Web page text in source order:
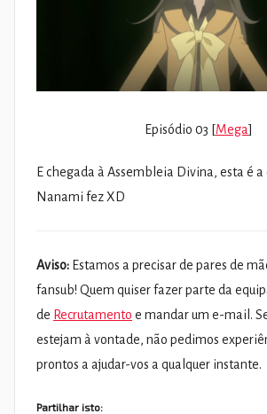
Episódio 03 [Mega]
E chegada à Assembleia Divina, esta é a
Nanami fez XD
Aviso: Estamos a precisar de pares de
fansub! Quem quiser fazer parte da
de Recrutamento e mandar um e-mail.
estejam à vontade, não pedimos
prontos a ajudar-vos a qualquer instante.
Partilhar isto: